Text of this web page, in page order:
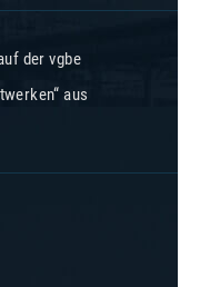
der vgbe
aus